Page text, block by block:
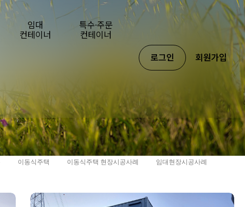
임대
컨테이너
특수·주문
컨테이너
로그인 회원가입
이동식주택 이동식주택 현장시공사례
임대현장시공사례